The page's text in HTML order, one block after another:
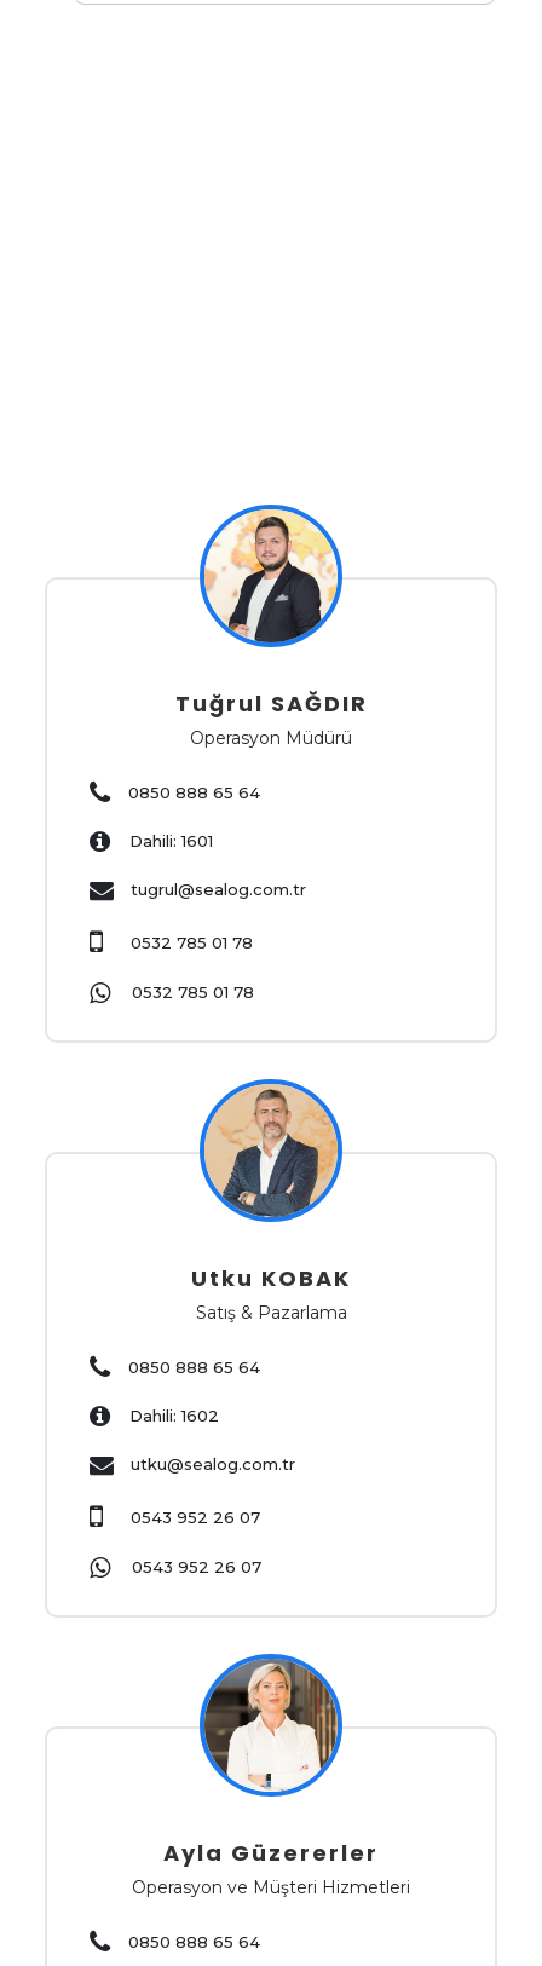
Tuğrul SAĞDIR
Operasyon Müdürü
0850 888 65 64
Dahili: 1601
tugrul@sealog.com.tr
0532 785 01 78
0532 785 01 78
Utku KOBAK
Satış & Pazarlama
0850 888 65 64
Dahili: 1602
utku@sealog.com.tr
0543 952 26 07
0543 952 26 07
Ayla Güzererler
Operasyon ve Müşteri Hizmetleri
0850 888 65 64